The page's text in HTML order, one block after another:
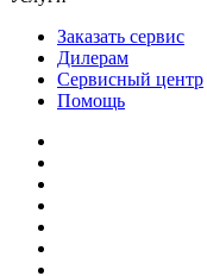
Заказать сервис
Дилерам
Сервисный центр
Помощь